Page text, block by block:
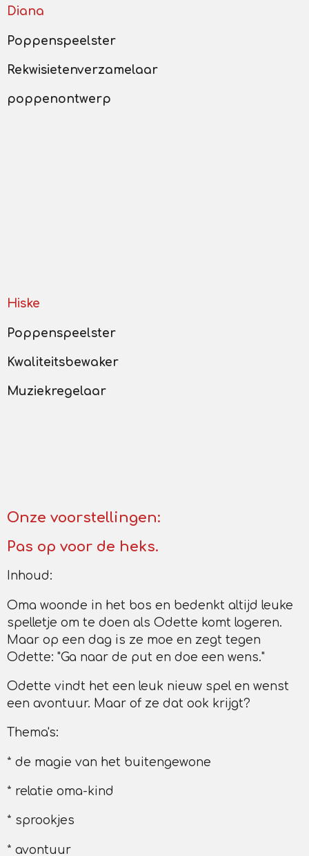
Diana
Poppenspeelster
Rekwisietenverzamelaar
poppenontwerp
Hiske
Poppenspeelster
Kwaliteitsbewaker
Muziekregelaar
Onze voorstellingen:
Pas op voor de heks.
Inhoud:
Oma woonde in het bos en bedenkt altijd leuke
spelletje om te doen als Odette komt logeren.
Maar op een dag is ze moe en zegt tegen
Odette: "Ga naar de put en doe een wens."
Odette vindt het een leuk nieuw spel en wenst
een avontuur. Maar of ze dat ook krijgt?
Thema's:
* de magie van het buitengewone
* relatie oma-kind
* sprookjes
* avontuur